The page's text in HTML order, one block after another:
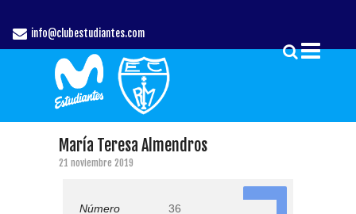
info@clubestudiantes.com
María Teresa Almendros
21 noviembre 2019
Número
36